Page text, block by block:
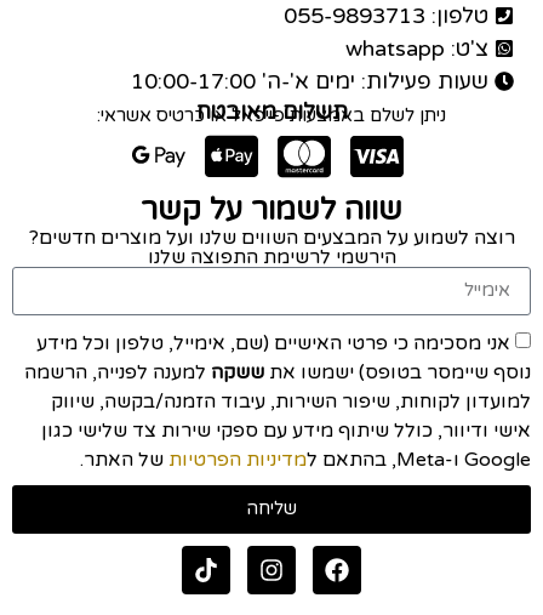
טלפון: 055-9893713
צ'ט: whatsapp
שעות פעילות: ימים א'-ה' 10:00-17:00
תשלום מאובטח
ניתן לשלם באמצעות פייפאל או כרטיס אשראי:
שווה לשמור על קשר
רוצה לשמוע על המבצעים השווים שלנו ועל מוצרים חדשים?
הירשמי לרשימת התפוצה שלנו
אני מסכימה כי פרטי האישיים (שם, אימייל, טלפון וכל מידע
נוסף שיימסר בטופס) ישמשו את ששקה למענה לפנייה, הרשמה
למועדון לקוחות, שיפור השירות, עיבוד הזמנה/בקשה, שיווק
אישי ודיוור, כולל שיתוף מידע עם ספקי שירות צד שלישי כגון
Google ו-Meta, בהתאם ל
מדיניות הפרטיות של האתר.
שליחה